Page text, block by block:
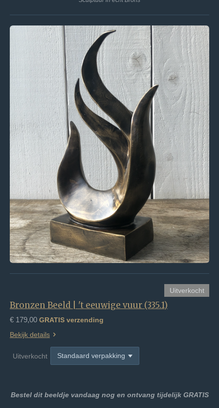
Uitverkocht
Bronzen Beeld | 't eeuwige vuur (335.1)
€ 179,00 GRATIS verzending
Bekijk details
Uitverkocht
Bestel dit beeldje vandaag nog en ontvang tijdelijk GRATIS